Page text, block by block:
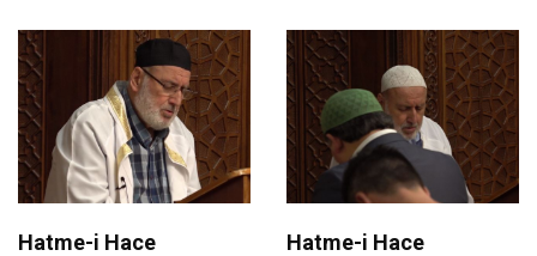
Hatme-i Hace
Hatme-i Hace